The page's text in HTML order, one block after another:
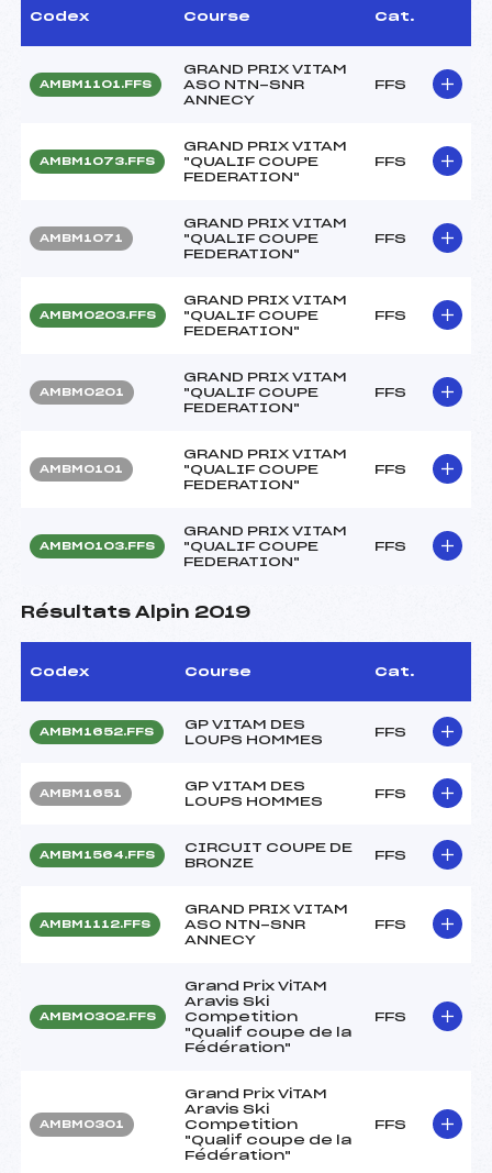
Codex Course Cat.
AMBM1101.FFS
GRAND PRIX VITAM
ASO NTN-SNR
ANNECY
FFS
AMBM1073.FFS
GRAND PRIX VITAM
"QUALIF COUPE
FEDERATION"
FFS
AMBM1071
GRAND PRIX VITAM
"QUALIF COUPE
FEDERATION"
FFS
AMBM0203.FFS
GRAND PRIX VITAM
"QUALIF COUPE
FEDERATION"
FFS
AMBM0201
GRAND PRIX VITAM
"QUALIF COUPE
FEDERATION"
FFS
AMBM0101
GRAND PRIX VITAM
"QUALIF COUPE
FEDERATION"
FFS
AMBM0103.FFS
GRAND PRIX VITAM
"QUALIF COUPE
FEDERATION"
FFS
Résultats Alpin 2019
Codex Course Cat.
AMBM1652.FFS
GP VITAM DES
LOUPS HOMMES
FFS
AMBM1651
GP VITAM DES
LOUPS HOMMES
FFS
AMBM1564.FFS
CIRCUIT COUPE DE
BRONZE
FFS
AMBM1112.FFS
GRAND PRIX VITAM
ASO NTN-SNR
ANNECY
FFS
AMBM0302.FFS
Grand Prix ViTAM
Aravis Ski
Competition
"Qualif coupe de la
Fédération"
FFS
AMBM0301
Grand Prix ViTAM
Aravis Ski
Competition
"Qualif coupe de la
Fédération"
FFS